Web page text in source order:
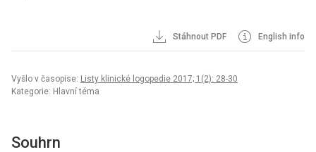
Stáhnout PDF English info
Vyšlo v časopise: Listy klinické logopedie 2017; 1(2): 28-30
Kategorie: Hlavní téma
Souhrn